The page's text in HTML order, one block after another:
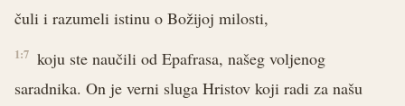
čuli i razumeli istinu o Božijoj milosti,
1:7 koju ste naučili od Epafrasa, našeg voljenog
saradnika. On je verni sluga Hristov koji radi za našu